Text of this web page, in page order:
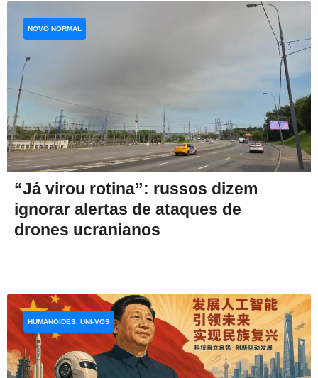
“Já virou rotina”: russos dizem
ignorar alertas de ataques de
drones ucranianos
NOVO NORMAL
HUMANOIDES, UNI-VOS